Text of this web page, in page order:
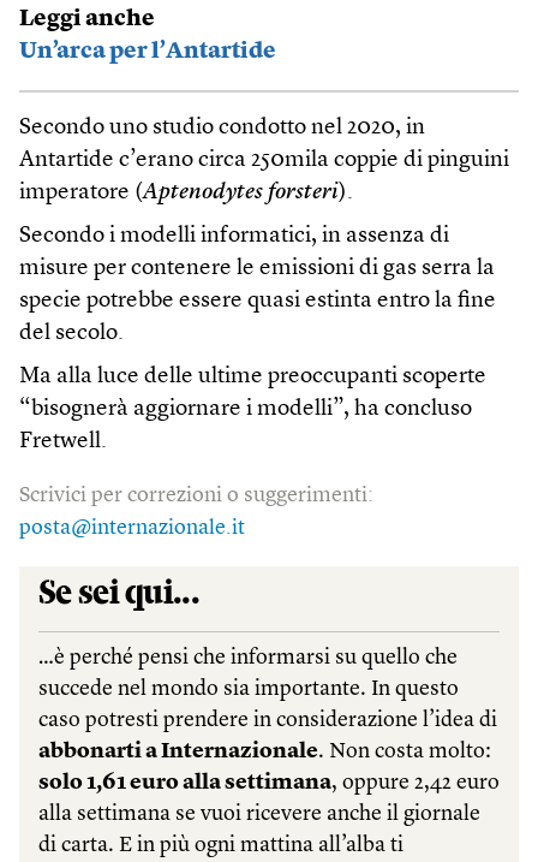
Leggi anche
Un’arca per l’Antartide
Secondo uno studio condotto nel 2020, in
Antartide c’erano circa 250mila coppie di pinguini
imperatore (Aptenodytes forsteri).
Secondo i modelli informatici, in assenza di
misure per contenere le emissioni di gas serra la
specie potrebbe essere quasi estinta entro la fine
del secolo.
Ma alla luce delle ultime preoccupanti scoperte
“bisognerà aggiornare i modelli”, ha concluso
Fretwell.
Scrivici per correzioni o suggerimenti:
posta@internazionale.it